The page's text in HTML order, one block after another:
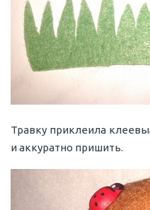
Травку приклеила
и аккуратно пришить.